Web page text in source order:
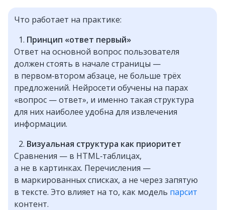
Что работает на практике:
Принцип «ответ первый»
Ответ на основной вопрос пользователя
должен стоять в начале страницы —
в первом‑втором абзаце, не больше трёх
предложений. Нейросети обучены на парах
«вопрос — ответ», и именно такая структура
для них наиболее удобна для извлечения
информации.
Визуальная структура как приоритет
Сравнения — в HTML‑таблицах,
а не в картинках. Перечисления —
в маркированных списках, а не через запятую
в тексте. Это влияет на то, как модель парсит
контент.